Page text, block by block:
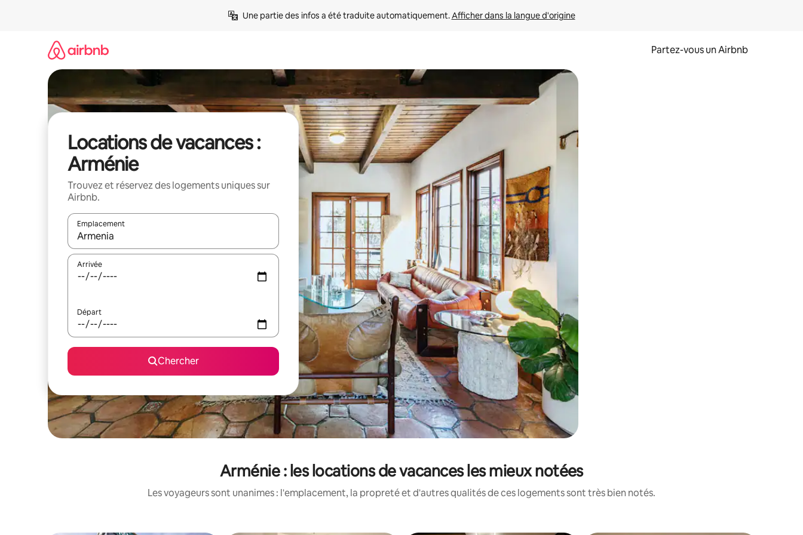
Une partie des infos a été traduite automatiquement. Afficher dans la langue d'origine
Partez-vous un Airbnb
Locations de vacances :
Arménie
Trouvez et réservez des logements uniques sur
Airbnb.
Emplacement
Quand les résultats sont affichés, parcourez-les en utilisant les flèches vers le haut et vers le bas, ou en appuyant dessus et en les faisant glisser.
Arrivée
Départ
Chercher
Arménie : les locations de vacances les mieux notées
Les voyageurs sont unanimes : l'emplacement, la propreté et d'autres qualités de ces logements sont très bien notés.